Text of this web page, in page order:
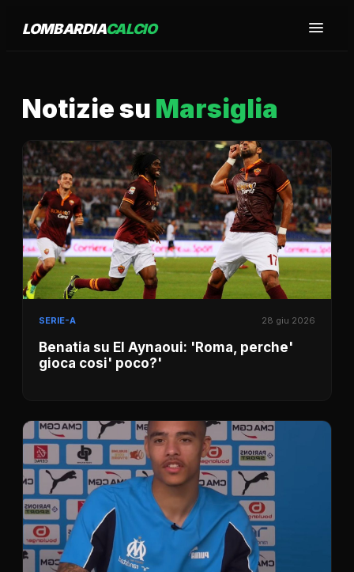
LOMBARDIACALCIO
Notizie su Marsiglia
SERIE-A 28 giu 2026
Benatia su El Aynaoui: 'Roma, perche'
gioca cosi' poco?'